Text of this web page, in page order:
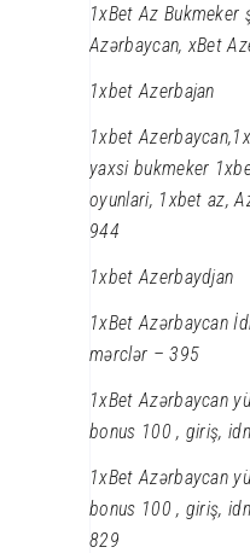
1xBet Az Bukmeker
Azərbaycan, xBet
1xbet Azerbajan
1xbet
yaxsi bukmeker
oyunlari, 1xbet az,
944
1xbet Azerbaydjan
1xBet Azərbaycan
mərclər – 395
1xBet Azərbaycan
bonus 100 , giriş,
1xBet Azərbaycan
bonus 100 , giriş,
829